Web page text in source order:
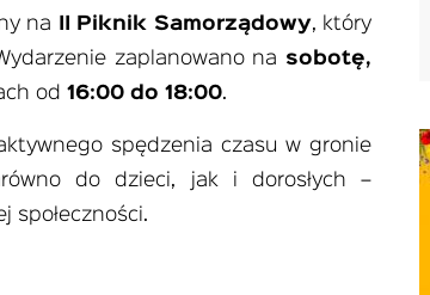
na II Piknik Samorządowy, który
zaplanowano na sobotę,
od 16:00 do 18:00.
spędzenia czasu w gronie
do dzieci, jak i dorosłych –
społeczności.